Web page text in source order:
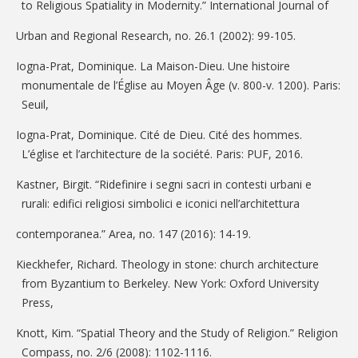
to Religious Spatiality in Modernity.” International Journal of
Urban and Regional Research, no. 26.1 (2002): 99-105.
Iogna-Prat, Dominique. La Maison-Dieu. Une histoire
monumentale de l’Église au Moyen Âge (v. 800-v. 1200). Paris:
Seuil,
Iogna-Prat, Dominique. Cité de Dieu. Cité des hommes.
L’église et l’architecture de la société. Paris: PUF, 2016.
Kastner, Birgit. “Ridefinire i segni sacri in contesti urbani e
rurali: edifici religiosi simbolici e iconici nell’architettura
contemporanea.” Area, no. 147 (2016): 14-19.
Kieckhefer, Richard. Theology in stone: church architecture
from Byzantium to Berkeley. New York: Oxford University
Press,
Knott, Kim. “Spatial Theory and the Study of Religion.” Religion
Compass, no. 2/6 (2008): 1102-1116.